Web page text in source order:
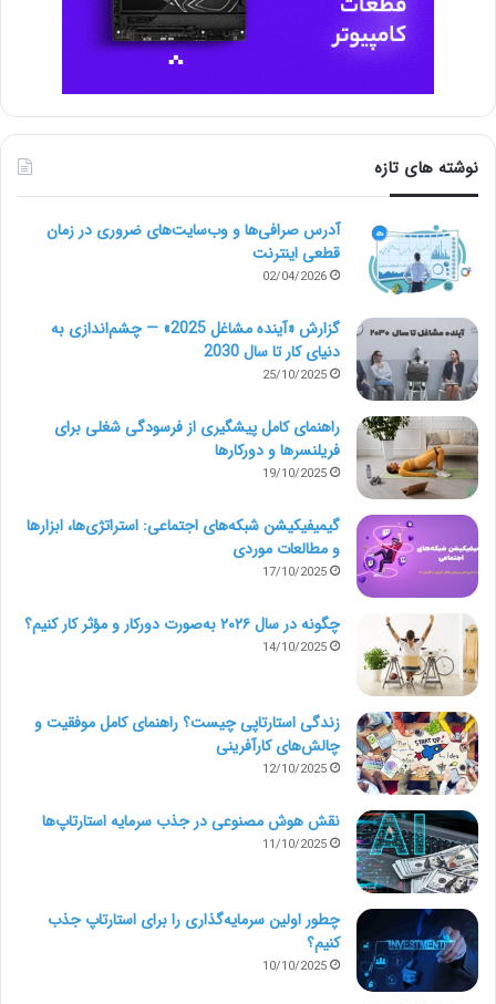
نوشته های تازه
آدرس صرافی‌ها و وب‌سایت‌های ضروری در زمان
قطعی اینترنت
02/04/2026
گزارش «آینده مشاغل 2025» — چشم‌اندازی به
دنیای کار تا سال 2030
25/10/2025
راهنمای کامل پیشگیری از فرسودگی شغلی برای
فریلنسرها و دورکارها
19/10/2025
گیمیفیکیشن شبکه‌های اجتماعی: استراتژی‌ها، ابزارها
و مطالعات موردی
17/10/2025
چگونه در سال ۲۰۲۶ به‌صورت دورکار و مؤثر کار کنیم؟
14/10/2025
زندگی استارتاپی چیست؟ راهنمای کامل موفقیت و
چالش‌های کارآفرینی
12/10/2025
نقش هوش مصنوعی در جذب سرمایه استارتاپ‌ها
11/10/2025
چطور اولین سرمایه‌گذاری را برای استارتاپ جذب
کنیم؟
10/10/2025